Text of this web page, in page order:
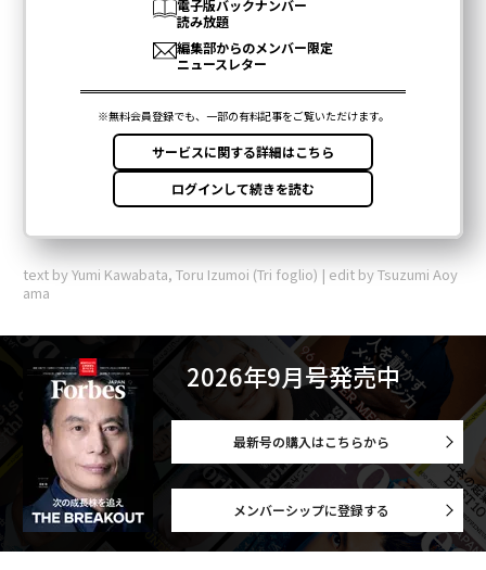
text by Yumi Kawabata, Toru Izumoi (Tri foglio) | edit by Tsuzumi Aoy
ama
2026年9月号発売中
最新号の購入はこちらから
メンバーシップに登録する